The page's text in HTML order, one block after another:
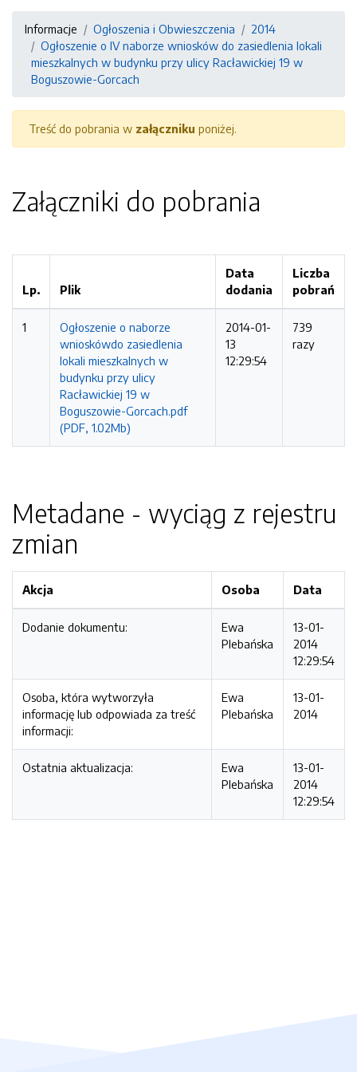
Informacje Ogłoszenia i Obwieszczenia
2014
Ogłoszenie o IV naborze wniosków do zasiedlenia lokali
mieszkalnych w budynku przy ulicy Racławickiej 19 w
Boguszowie-Gorcach
Treść do pobrania w załączniku poniżej.
Załączniki do pobrania
Lp. Plik
Data
dodania
Liczba
pobrań
1
Ogłoszenie o naborze
wnioskówdo zasiedlenia
lokali mieszkalnych w
budynku przy ulicy
Racławickiej 19 w
Boguszowie-Gorcach.pdf
(PDF, 1.02Mb)
2014-01-
13
12:29:54
739
razy
Metadane - wyciąg z rejestru
zmian
Akcja Osoba Data
Dodanie dokumentu:
Ewa
Plebańska
13-01-
2014
12:29:54
Osoba, która wytworzyła
informację lub odpowiada za treść
informacji:
Ewa
Plebańska
13-01-
2014
Ostatnia aktualizacja:
Ewa
Plebańska
13-01-
2014
12:29:54